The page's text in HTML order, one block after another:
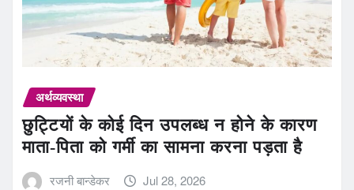
अर्थव्यवस्था
छुट्टियों के कोई दिन उपलब्ध न होने के कारण
माता-पिता को गर्मी का सामना करना पड़ता है
रजनी बान्डेकर Jul 28, 2026